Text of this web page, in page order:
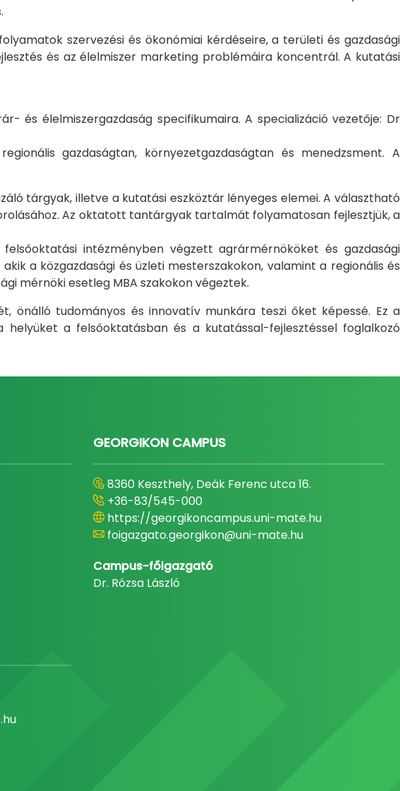
szervezési és ökonómiai kérdéseire, a területi és gazdasági
és az élelmiszer marketing problémáira koncentrál. A kutatási
és élelmiszergazdaság specifikumaira. A specializáció vezetője: Dr
gazdaságtan, környezetgazdaságtan és menedzsment. A
tárgyak, illetve a kutatási eszköztár lényeges elemei. A választható
Az oktatott tantárgyak tartalmát folyamatosan fejlesztjük, a
intézményben végzett agrármérnököket és gazdasági
a közgazdasági és üzleti mesterszakokon, valamint a regionális és
mérnöki esetleg MBA szakokon végeztek.
önálló tudományos és innovatív munkára teszi őket képessé. Ez a
a felsőoktatásban és a kutatással-fejlesztéssel foglalkozó
GEORGIKON CAMPUS
8360 Keszthely, Deák Ferenc utca 16.
+36-83/545-000
https://georgikoncampus.uni-mate.hu
foigazgato.georgikon@uni-mate.hu
Campus-főigazgató
Dr. Rózsa László